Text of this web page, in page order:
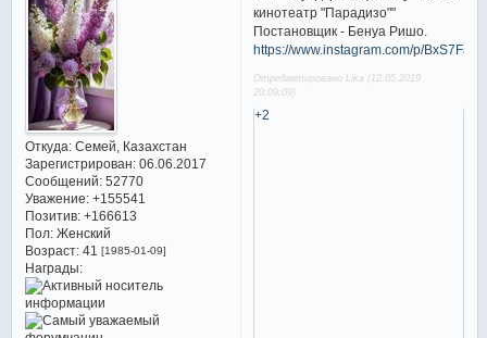
Откуда:Семей, Казахстан
Зарегистрирован: 06.06.2017
Сообщений:52770
Уважение: +155541
Позитив: +166613
Пол:Женский
Возраст:41 [1985-01-09]
Награды:
кинотеатр "Парадизо""
Постановщик - Бенуа Ришо.
https://www.instagram.com/p/
Отредактировано Lika (12.05.2019
20:09:09)
+2